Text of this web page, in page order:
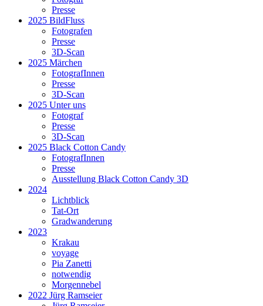
Presse
2025 BildFluss
Fotografen
Presse
3D-Scan
2025 Märchen
FotografInnen
Presse
3D-Scan
2025 Unter uns
Fotograf
Presse
3D-Scan
2025 Black Cotton Candy
FotografInnen
Presse
Ausstellung Black Cotton Candy 3D
2024
Lichtblick
Tat-Ort
Gradwanderung
2023
Krakau
voyage
Pia Zanetti
notwendig
Morgennebel
2022 Jürg Ramseier